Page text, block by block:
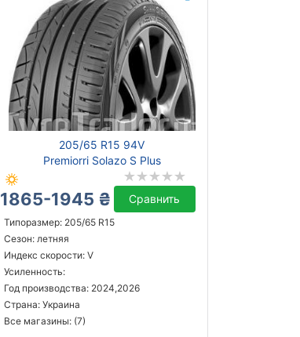
205/65 R15 94V
Premiorri Solazo S Plus
1865-1945 ₴ Сравнить
Типоразмер: 205/65 R15
Сезон: летняя
Индекс скорости: V
Усиленность:
Год производства: 2024,2026
Страна: Украина
Все магазины: (7)